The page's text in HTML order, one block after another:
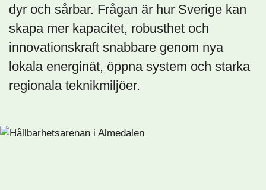
dyr och sårbar. Frågan är hur Sverige kan
skapa mer kapacitet, robusthet och
innovationskraft snabbare genom nya
lokala energinät, öppna system och starka
regionala teknikmiljöer.